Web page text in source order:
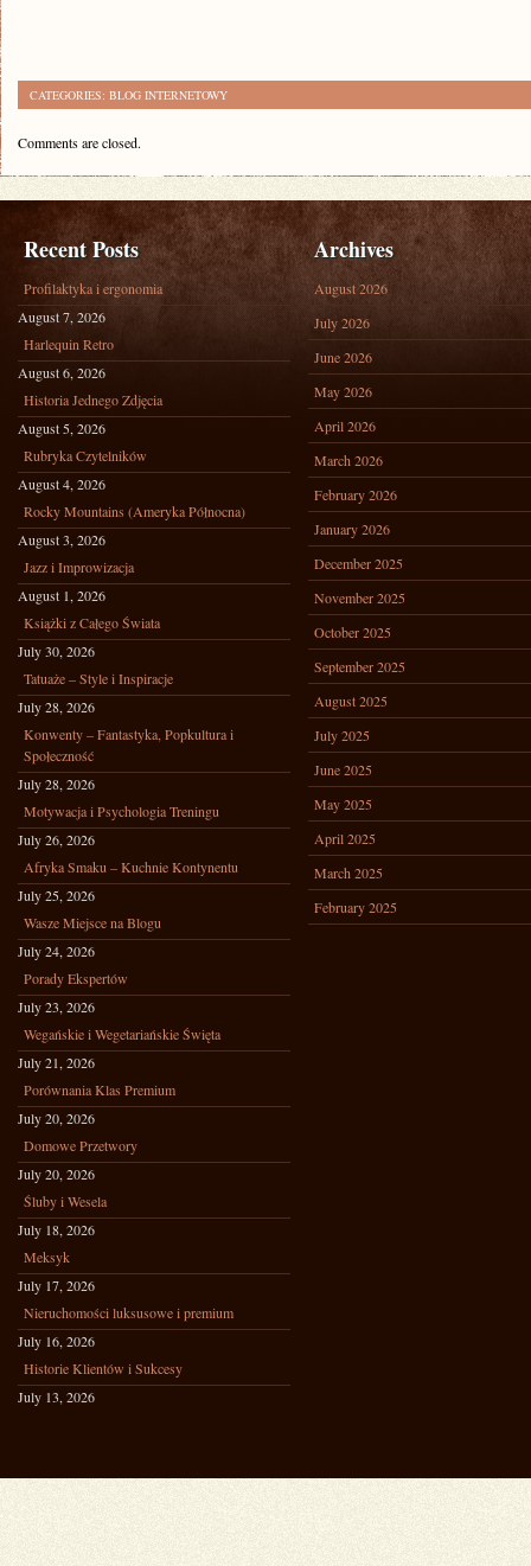
CATEGORIES: BLOG INTERNETOWY
Comments are closed.
Recent Posts
Profilaktyka i ergonomia
August 7, 2026
Harlequin Retro
August 6, 2026
Historia Jednego Zdjęcia
August 5, 2026
Rubryka Czytelników
August 4, 2026
Rocky Mountains (Ameryka Północna)
August 3, 2026
Jazz i Improwizacja
August 1, 2026
Książki z Całego Świata
July 30, 2026
Tatuaże – Style i Inspiracje
July 28, 2026
Konwenty – Fantastyka, Popkultura i
Społeczność
July 28, 2026
Motywacja i Psychologia Treningu
July 26, 2026
Afryka Smaku – Kuchnie Kontynentu
July 25, 2026
Wasze Miejsce na Blogu
July 24, 2026
Porady Ekspertów
July 23, 2026
Wegańskie i Wegetariańskie Święta
July 21, 2026
Porównania Klas Premium
July 20, 2026
Domowe Przetwory
July 20, 2026
Śluby i Wesela
July 18, 2026
Meksyk
July 17, 2026
Nieruchomości luksusowe i premium
July 16, 2026
Historie Klientów i Sukcesy
July 13, 2026
Archives
August 2026
July 2026
June 2026
May 2026
April 2026
March 2026
February 2026
January 2026
December 2025
November 2025
October 2025
September 2025
August 2025
July 2025
June 2025
May 2025
April 2025
March 2025
February 2025